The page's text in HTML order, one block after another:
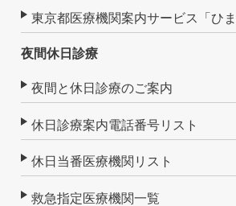
東京都医療機関案内サービス「ひま
夜間休日診療
夜間と休日診療のご案内
休日診療案内電話番号リスト
休日当番医療機関リスト
救急指定医療機関一覧